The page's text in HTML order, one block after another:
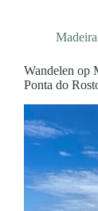
Madeira
Wandelen op
Ponta do